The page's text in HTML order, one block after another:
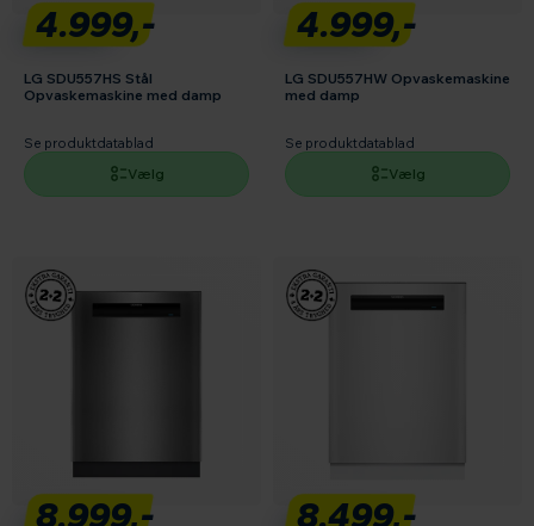
4.999,-
LG SDU557HS Stål
Opvaskemaskine med damp
Se produktdatablad
Vælg
4.999,-
LG SDU557HW Opvaskemaskine
med damp
Se produktdatablad
Vælg
8.999,- 8.499,-